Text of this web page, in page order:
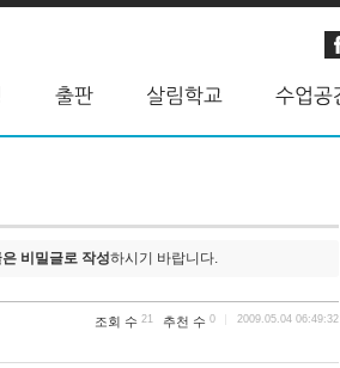
비밀글로 작성하시기 바랍니다.
조회 수 21 추천 수 0 2009.05.04 06:49:32